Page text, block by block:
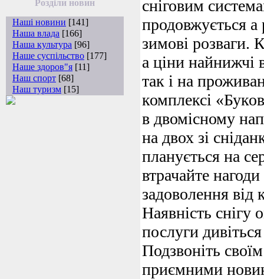
Розділи новин
Наші новини [141]
Наша влада [166]
Наша культура [96]
Наше суспільство [177]
Наше здоров"я [11]
Наш спорт [68]
Наш туризм [15]
сніговим
продовжується а
зимові розваги.
а ціни найнижчі
так і на
комплексі
в двомісному
на двох зі
планується на
втрачайте
задоволення від
Наявність снігу
послуги
Подзвоніть
приємними